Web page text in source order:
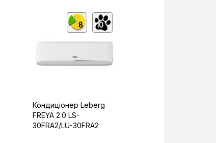
8 10
Кондиціонер Leberg
FREYA 2.0 LS-
30FRA2/LU-30FRA2